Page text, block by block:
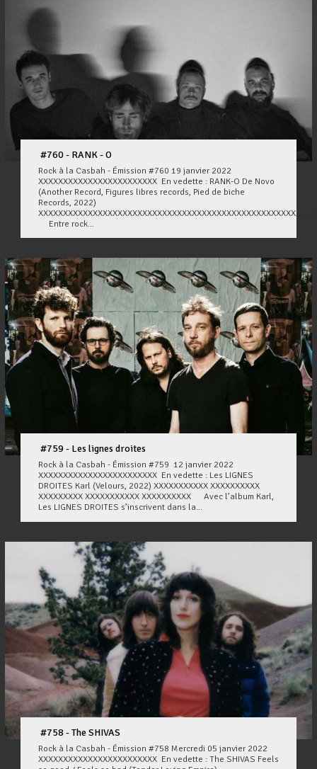
#760 - RANK - O
Rock à la Casbah - Émission #760 19 janvier 2022
XXXXXXXXXXXXXXXXXXXXXXXX En vedette : RANK-O De Novo
(Another Record, Figures libres records, Pied de biche
Records, 2022)
Entre rock...
#759 - Les lignes droites
Rock à la Casbah - Émission #759 12 janvier 2022
XXXXXXXXXXXXXXXXXXXXXXXX En vedette : Les LIGNES
DROITES Karl (Velours, 2022) XXXXXXXXXXX XXXXXXXXXX
XXXXXXXXX XXXXXXXXXXX XXXXXXXXXX Avec l’album Karl,
Les LIGNES DROITES s’inscrivent dans la...
#758 - The SHIVAS
Rock à la Casbah - Émission #758 Mercredi 05 janvier 2022
XXXXXXXXXXXXXXXXXXXXXXXX En vedette : The SHIVAS Feels